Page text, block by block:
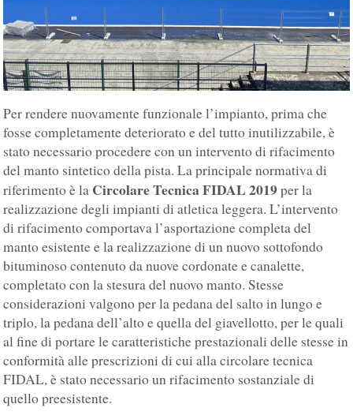
Per rendere nuovamente funzionale l’impianto, prima che
fosse completamente deteriorato e del tutto inutilizzabile, è
stato necessario procedere con un intervento di rifacimento
del manto sintetico della pista. La principale normativa di
riferimento è la Circolare Tecnica FIDAL 2019per la
realizzazione degli impianti di atletica leggera. L’intervento
di rifacimento comportava l’asportazione completa del
manto esistente e la realizzazione di un nuovo sottofondo
bituminoso contenuto da nuove cordonate e canalette,
completato con la stesura del nuovo manto. Stesse
considerazioni valgono per la pedana del salto in lungo e
triplo, la pedana dell’alto e quella del giavellotto, per le quali
al fine di portare le caratteristiche prestazionali delle stesse in
conformità alle prescrizioni di cui alla circolare tecnica
FIDAL, è stato necessario un rifacimento sostanziale di
quello preesistente.